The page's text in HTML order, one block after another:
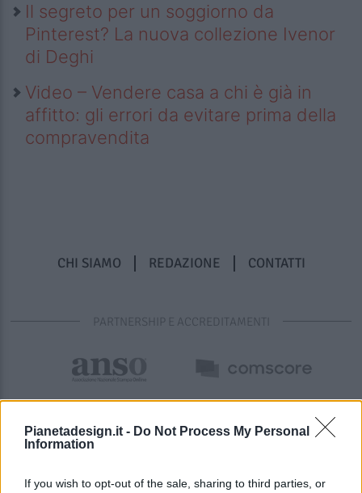
Pianetadesign.it - Do Not Process My Personal
Information
If you wish to opt-out of the sale, sharing to third parties, or
Il segreto per un soggiorno da
Pinterest? La nuova collezione Ivenor
di Deghi
Video – Vendere casa a chi è già in
affitto: gli errori da evitare prima della
compravendita
CHI SIAMO REDAZIONE CONTATTI
PARTNERSHIP E ACCREDITAMENTI